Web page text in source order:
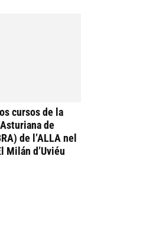
cursos de la
de
de l’ALLA nel
Milán d’Uviéu